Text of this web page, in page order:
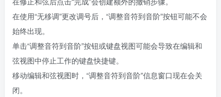
在使用“无移调”更改调号后，“调整音符到音阶”按钮可能不会
始终出现。
单击“调整音符到音阶”按钮或键盘视图可能会导致在编辑和
弦视图中停止工作的键盘快捷键。
移动编辑和弦视图时，“调整音符到音阶”信息窗口现在会关
闭。